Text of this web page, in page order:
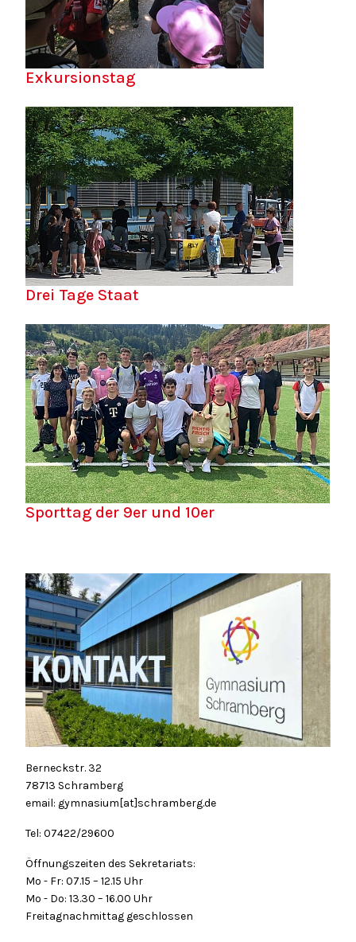
Exkursionstag
Drei Tage Staat
Sporttag der 9er und 10er
Berneckstr. 32
78713 Schramberg
email: gymnasium[at]schramberg.de
Tel: 07422/29600
Öffnungszeiten des Sekretariats:
Mo - Fr: 07.15 – 12.15 Uhr
Mo - Do: 13.30 – 16.00 Uhr
Freitagnachmittag geschlossen